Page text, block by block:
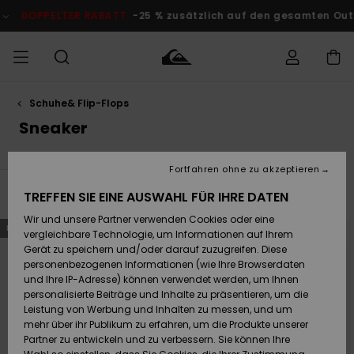
Produkt
springen
RABATT -25 % zusätzlich auf den gesamten Outlet-Bereich
MÄNNER
Accessoires
Schuhe&
Flip-Flops
Surf
Snow
JUNGEN
Accessoires
Schuhe&
Flip-Flops
Surf
Snow
FRAUEN
Brandneu
Highlights
Snow
SURF
Kinder
Highlights
Community
SNOW
Kinder
Snow Shop
Damen
Highlights
DOPPELTER
RABATT
KINDER
Outlet
Frauen
Versand
Retouren
Bezahlung
Geschenkkarte
Quiksilver
Schuhe& Flip-Flops
Sneaker
Filtern & Sortieren 31Ergebnisse
Direkt
zu
den
Filterkriterien
springen
Überspringen
und
filtern
BRANDNEU BRANDNEU
TREFFEN SIE EINE AUSWAHL FÜR IHRE DATEN
Wir und unsere Partner verwenden Cookies oder eine
vergleichbare Technologie, um Informationen auf Ihrem
Gerät zu speichern und/oder darauf zuzugreifen. Diese
personenbezogenen Informationen (wie Ihre Browserdaten
und Ihre IP-Adresse) können verwendet werden, um Ihnen
personalisierte Beiträge und Inhalte zu präsentieren, um die
Leistung von Werbung und Inhalten zu messen, und um
mehr über ihr Publikum zu erfahren, um die Produkte unserer
Partner zu entwickeln und zu verbessern. Sie können Ihre
Fortfahren ohne zu akzeptieren